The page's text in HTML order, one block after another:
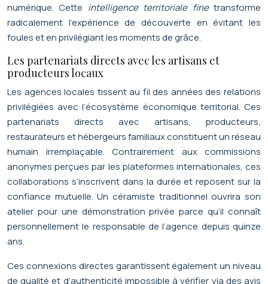
numérique. Cette intelligence territoriale finetransforme
radicalement l’expérience de découverte en évitant les
foules et en privilégiant les moments de grâce.
Les partenariats directs avec les artisans et
producteurs locaux
Les agences locales tissent au fil des années des relations
privilégiées avec l’écosystème économique territorial. Ces
partenariats directs avec artisans, producteurs,
restaurateurs et hébergeurs familiaux constituent un réseau
humain irremplaçable. Contrairement aux commissions
anonymes perçues par les plateformes internationales, ces
collaborations s’inscrivent dans la durée et reposent sur la
confiance mutuelle. Un céramiste traditionnel ouvrira son
atelier pour une démonstration privée parce qu’il connaît
personnellement le responsable de l’agence depuis quinze
ans.
Ces connexions directes garantissent également un niveau
de qualité et d’authenticité impossible à vérifier via des avis